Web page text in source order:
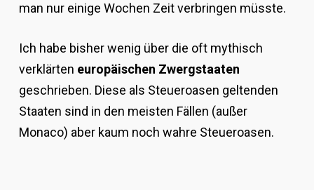
man nur einige Wochen Zeit verbringen müsste.
Ich habe bisher wenig über die oft mythisch
verklärten europäischen Zwergstaaten
geschrieben. Diese als Steueroasen geltenden
Staaten sind in den meisten Fällen (außer
Monaco) aber kaum noch wahre Steueroasen.